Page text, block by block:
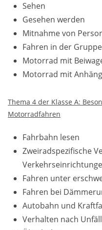
Sehen
Gesehen werden
Mitnahme von
Fahren in der Gruppe
Motorrad mit
Motorrad mit
Thema 4 der Klasse A:
Motorradfahren
Fahrbahn lesen
Zweiradspezifische
Fahren unter
Fahren bei
Autobahn und
Verhalten nach